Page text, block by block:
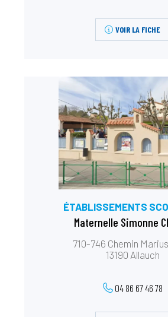
VOIR LA FICHE
ÉTABLISSEMENTS
Maternelle Simonne
710-746 Chemin
13190 Allauch
04 86 67 46 78